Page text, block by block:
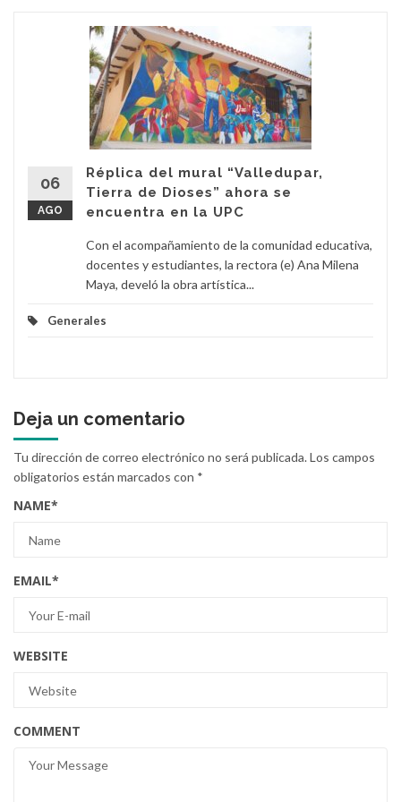
06
AGO
Réplica del mural “Valledupar,
Tierra de Dioses” ahora se
encuentra en la UPC
Con el acompañamiento de la comunidad educativa,
docentes y estudiantes, la rectora (e) Ana Milena
Maya, develó la obra artística...
Generales
Deja un comentario
Tu dirección de correo electrónico no será publicada.Los campos
obligatorios están marcados con *
NAME*
EMAIL*
WEBSITE
COMMENT